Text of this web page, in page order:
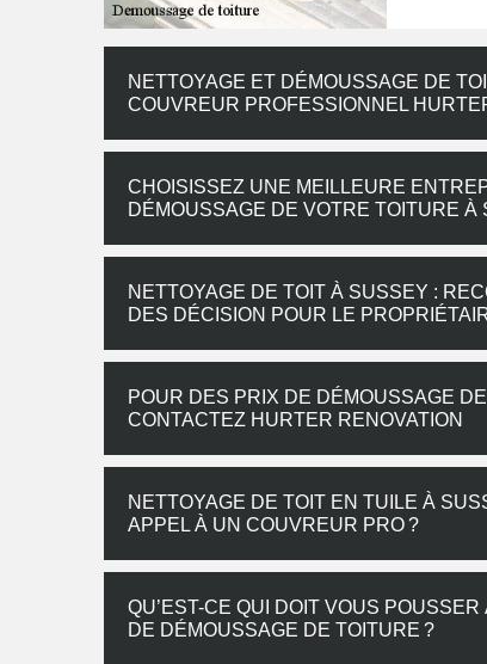
NETTOYAGE ET DÉMOUSSAGE DE
COUVREUR PROFESSIONNEL
CHOISISSEZ UNE MEILLEURE
DÉMOUSSAGE DE VOTRE TOITURE À
NETTOYAGE DE TOIT À SUSSEY :
DES DÉCISION POUR LE
POUR DES PRIX DE DÉMOUSSAGE
CONTACTEZ HURTER RENOVATION
NETTOYAGE DE TOIT EN TUILE À
APPEL À UN COUVREUR PRO ?
QU’EST-CE QUI DOIT VOUS
DE DÉMOUSSAGE DE TOITURE ?